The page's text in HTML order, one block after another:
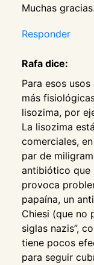
Muchas
Responder
Rafa dice:
Para esos
más
lisozima, por
La lisozima
comerciales,
par de
antibiótico que
provoca
papaína, un
Chiesi (que no
siglas nazis”,
tiene pocos
para seguir